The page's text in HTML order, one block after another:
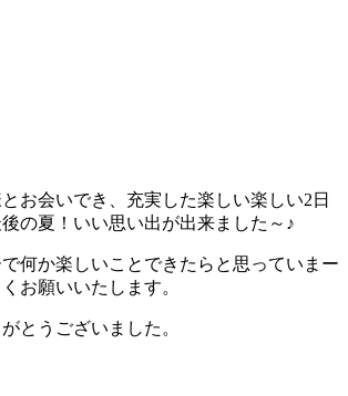
お会いでき、充実した楽しい楽しい2日
の夏！いい思い出が出来ました～♪
何か楽しいことできたらと思っていまー
お願いいたします。
とうございました。